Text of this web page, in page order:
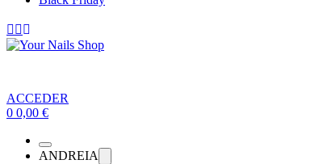
ACCEDER
0 0,00 €
ANDREIA